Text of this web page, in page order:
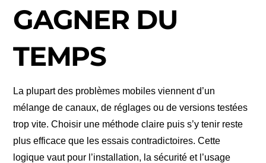
GAGNER DU
TEMPS
La plupart des problèmes mobiles viennent d’un
mélange de canaux, de réglages ou de versions testées
trop vite. Choisir une méthode claire puis s’y tenir reste
plus efficace que les essais contradictoires. Cette
logique vaut pour l’installation, la sécurité et l’usage